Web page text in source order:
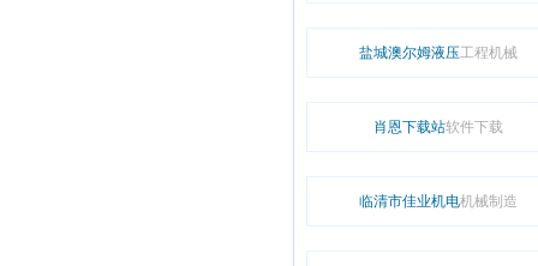
盐城澳尔姆液压工程机械
肖恩下载站软件下载
临清市佳业机电机械制造